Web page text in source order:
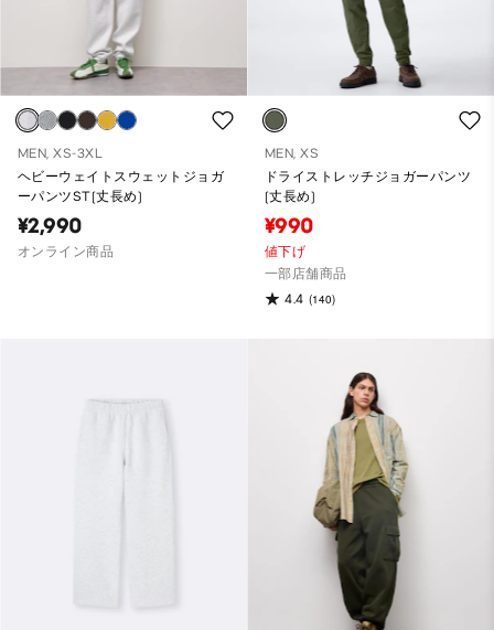
MEN, XS-3XL
ヘビーウェイトスウェットジョガ
ーパンツST(丈長め)
¥2,990
オンライン商品
MEN, XS
ドライストレッチジョガーパンツ
(丈長め)
¥990
値下げ
一部店舗商品
4.4 (140)